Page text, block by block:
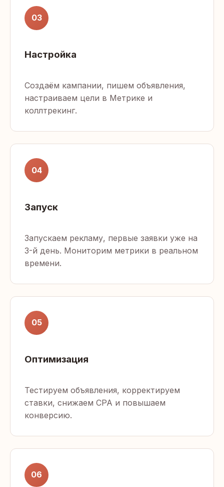
03
Настройка
Создаём кампании, пишем объявления,
настраиваем цели в Метрике и
коллтрекинг.
04
Запуск
Запускаем рекламу, первые заявки уже на
3-й день. Мониторим метрики в реальном
времени.
05
Оптимизация
Тестируем объявления, корректируем
ставки, снижаем CPA и повышаем
конверсию.
06